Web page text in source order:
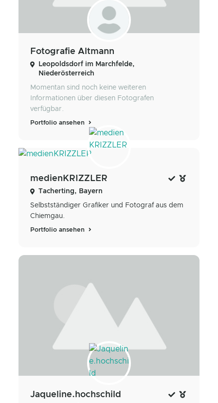
Fotografie Altmann
Leopoldsdorf im Marchfelde,
Niederösterreich
Momentan sind noch keine weiteren
Informationen über diesen Fotografen
verfügbar.
Portfolio ansehen
medienKRIZZLER
Tacherting, Bayern
Selbstständiger Grafiker und Fotograf aus dem
Chiemgau.
Portfolio ansehen
Jaqueline.hochschild